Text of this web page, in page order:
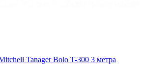
Tanager Bolo T-300 3 метра